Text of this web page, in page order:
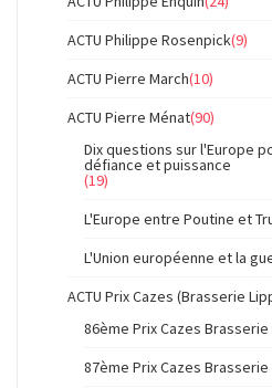
ACTU Philippe Rosenpick(9)
ACTU Pierre March(10)
ACTU Pierre Ménat(90)
Dix questions sur l'Europe
défiance et puissance
(19)
L'Europe entre Poutine et
L'Union européenne et la
ACTU Prix Cazes (Brasserie
86ème Prix Cazes Brasserie
87ème Prix Cazes Brasserie